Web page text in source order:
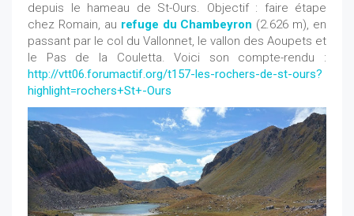
depuis le hameau de St-Ours. Objectif : faire étape
chez Romain, au refuge du Chambeyron (2.626 m), en
passant par le col du Vallonnet, le vallon des Aoupets et
le Pas de la Couletta. Voici son compte-rendu :
http://vtt06.forumactif.org/t157-les-rochers-de-st-ours?
highlight=rochers+St+-Ours